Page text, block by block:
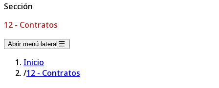
Sección
12 - Contratos
Abrir menú lateral
Inicio
/12 - Contratos